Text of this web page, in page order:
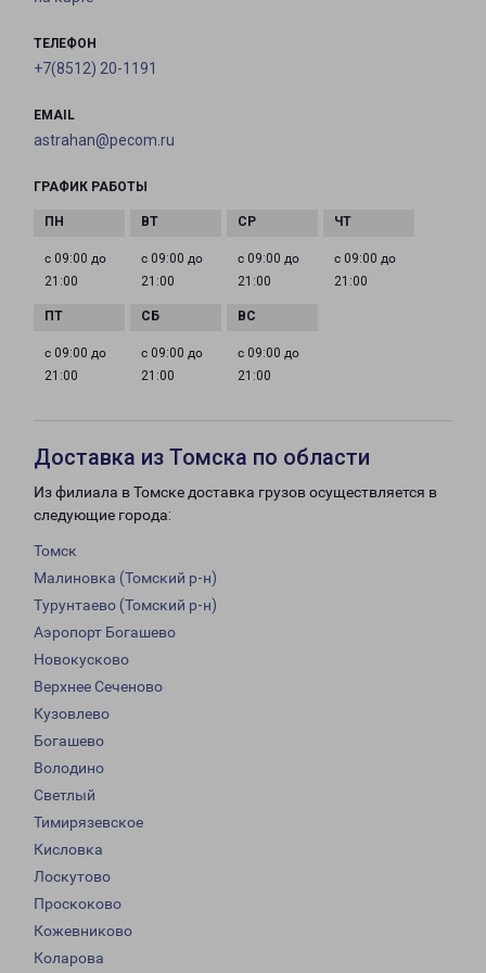
ТЕЛЕФОН
+7(8512) 20-1191
EMAIL
astrahan@pecom.ru
ГРАФИК РАБОТЫ
с 09:00 до
21:00
с 09:00 до
21:00
с 09:00 до
21:00
с 09:00 до
21:00
с 09:00 до
21:00
с 09:00 до
21:00
с 09:00 до
21:00
Доставка из Томска по области
Из филиала в Томске доставка грузов осуществляется в
следующие города:
Томск
Малиновка (Томский р-н)
Турунтаево (Томский р-н)
Аэропорт Богашево
Новокусково
Верхнее Сеченово
Кузовлево
Богашево
Володино
Светлый
Тимирязевское
Кисловка
Лоскутово
Проскоково
Кожевниково
Коларова